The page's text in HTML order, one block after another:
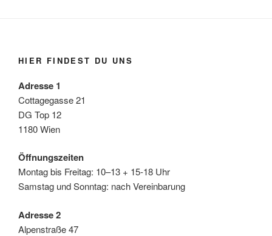
r
s
d
a
t
u
d
i
c
h
HIER FINDEST DU UNS
Adresse 1
Cottagegasse 21
DG Top 12
1180 Wien
Öffnungszeiten
Montag bis Freitag: 10–13 + 15-18 Uhr
Samstag und Sonntag: nach Vereinbarung
Adresse 2
Alpenstraße 47